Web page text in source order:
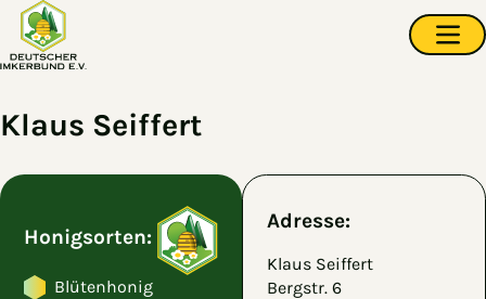
Zum Hauptinhalt springen
Klaus Seiffert
Honigsorten:
Blütenhonig
Adresse:
Klaus Seiffert
Bergstr. 6